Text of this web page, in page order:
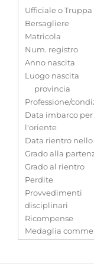
Ufficiale o Truppa
Bersagliere
Matricola
Num. registro
Anno nascita
Luogo nascita
provincia
Professione/
Data imbarco per
l'oriente
Data rientro nello
Grado alla
Grado al rientro
Perdite
Provvedimenti
disciplinari
Ricompense
Medaglia